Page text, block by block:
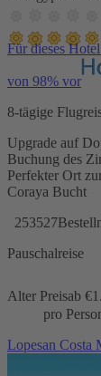
Für dieses
von 98% vor
8-tägige
Upgrade auf
Buchung des
Perfekter Ort
Coraya Bucht
253527
Pauschalreise
Alter Preisab €
pro
Lopesan Costa